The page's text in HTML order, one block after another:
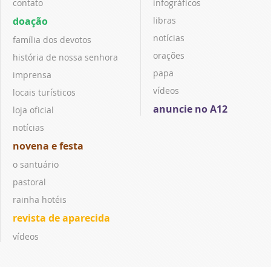
contato
doação
família dos devotos
história de nossa senhora
imprensa
locais turísticos
loja oficial
notícias
novena e festa
o santuário
pastoral
rainha hotéis
revista de aparecida
vídeos
infográficos
libras
notícias
orações
papa
vídeos
anuncie no A12